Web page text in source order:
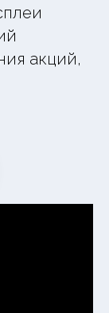
акций,